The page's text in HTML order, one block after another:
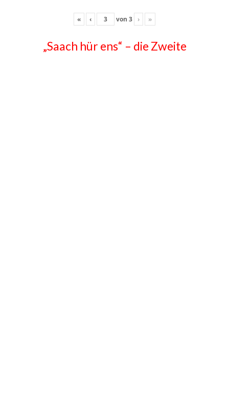
« ‹ von 3 › »
„Saach hür ens“ – die Zweite